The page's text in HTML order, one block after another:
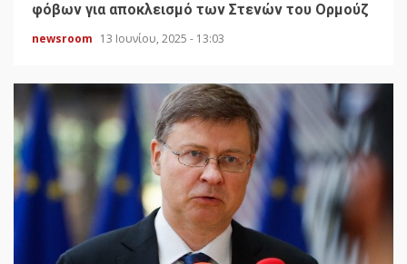
φόβων για αποκλεισμό των Στενών του Ορμούζ
newsroom 13 Ιουνίου, 2025 - 13:03